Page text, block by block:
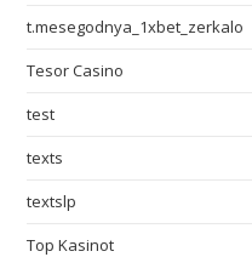
t.mesegodnya_1xbet_zerkalo
Tesor Casino
test
texts
textslp
Top Kasinot